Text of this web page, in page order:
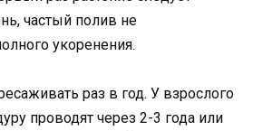
частый полив не
укоренения.
раз в год. У взрослого
проводят через 2-3 года или